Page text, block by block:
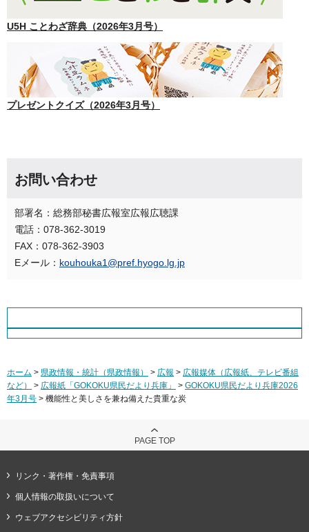
U5H ことわざ辞典（2026年3月号）
プレゼントクイズ（2026年3月号）
お問い合わせ
部署名：総務部秘書広報室広報広聴課
電話：078-362-3019
FAX：078-362-3903
Eメール： kouhouka1@pref.hyogo.lg.jp
ホーム > 県政情報・統計（県政情報） > 広報 > 広報媒体（広報紙、テレビ番組
など）
> 広報紙「GOKOKU県民だより兵庫」 > GOKOKU県民だより兵庫2026
年3月号 > 機能性と美しさを兼ね備えた貴重な炭
PAGE TOP
リンク・著作権・免責事項
個人情報の取扱いについて
ウェブアクセシビリティ方針